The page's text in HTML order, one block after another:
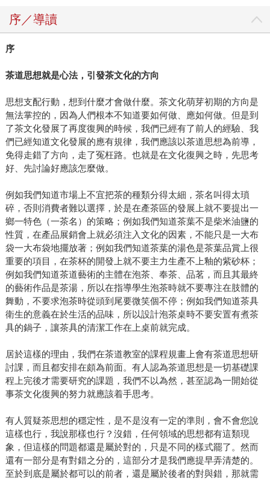
序／導讀
序
茶道思想就是心法，引發茶文化的方向
思想支配行動，想到什麼才會做什麼。茶文化萌芽初期的方向是
無法掌控的，因為人們根本不知道要如何做、應如何做。但是到
了茶文化發展了再度復興的時候，我們已經有了前人的經驗、我
們已經知道文化發展的應有規律，我們應該以茶道思想為前導，
免得走錯了方向，走了冤枉路。也就是在文化復興之時，先思考
好、先討論好應該怎麼做。
例如我們知道市場上不宜把茶的種類分得太細，茶名叫得太瑣
碎，否則消費者難以選擇，於是在產茶區的發展上就不要提出一
鄉一特色（一茶名）的策略；例如我們知道茶葉不是柴米油鹽的
性質，在產品展銷會上就必須注入文化的因素，不能只是一大布
袋一大布袋地擺放著；例如我們知道茶葉的湯色是茶葉品賞上很
重要的項目，在茶杯的開發上就不要主力生產不上釉的紫砂杯；
例如我們知道茶道藝術的主體在泡茶、奉茶、品茗，而且其最終
的藝術作品是茶湯，所以在指導學生泡茶時就不要專注在肢體的
舞動，不要求泡茶時從頭到尾要微笑個不停；例如我們知道茶具
衛生的意義在於生活的品味，所以設計泡茶桌時不要安置有煮茶
具的鍋子，讓茶具的清潔工作在上桌前就完成。
居於這樣的理由，我們在茶道教室的課程規畫上會有茶道思想研
討課，而且都安排在頗為前面。有人認為茶道思想是一切基礎課
程上完後才需要研究的課題，我們不以為然，甚至認為一開始從
事茶文化復興的努力就應該着手思考。
有人質疑茶思想的穩定性，是不是沒有一定的準則，會不會您說
這樣也行，我說那樣也行？沒錯，任何領域的思想都有這類現
象，但這樣的問題都還是屬於對的，只是不同的樣式罷了。然而
還有一部分是有對錯之分的，這部分才是我們應提早弄清楚的。
至於到底是屬於都可以的前者，還是屬於後者的對與錯，那就需